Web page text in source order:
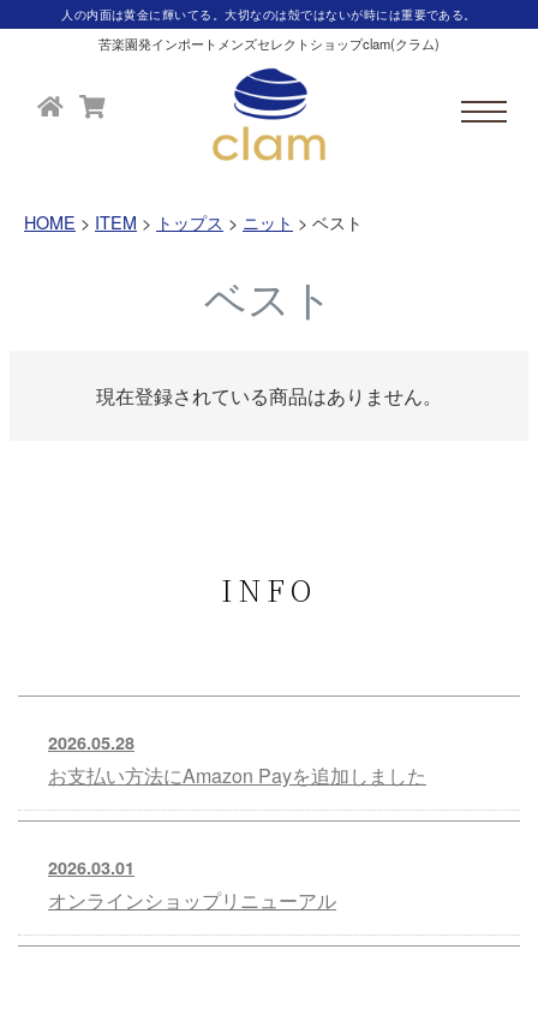
人の内面は黄金に輝いてる。大切なのは殻ではないが時には重要である。
苦楽園発インポートメンズセレクトショップclam(クラム)
HOME ITEM トップス ニット ベスト
ベスト
現在登録されている商品はありません。
INFO
2026.05.28
お支払い方法にAmazon Payを追加しました
2026.03.01
オンラインショップリニューアル